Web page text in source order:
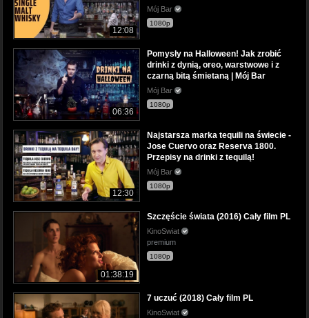
12:08
Mój Bar
1080p
06:36
Pomysły na Halloween! Jak zrobić
drinki z dynią, oreo, warstwowe i z
czarną bitą śmietaną | Mój Bar
Mój Bar
1080p
12:30
Najstarsza marka tequili na świecie -
Jose Cuervo oraz Reserva 1800.
Przepisy na drinki z tequilą!
Mój Bar
1080p
01:38:19
Szczęście świata (2016) Cały film PL
KinoSwiat
premium
1080p
7 uczuć (2018) Cały film PL
KinoSwiat